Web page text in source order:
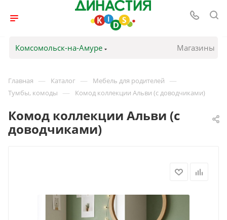
Комсомольск-на-Амуре Магазины
Главная — Каталог — Мебель для родителей —
Тумбы, комоды — Комод коллекции Альви (с доводчиками)
Комод коллекции Альви (с
доводчиками)